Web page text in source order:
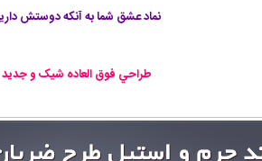
نماد عشق شما به آنکه دوستش
طراحي فوق العاده شيک و جديد